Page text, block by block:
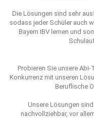
Die Lösungen sind sehr
sodass jeder Schüler auch
Bayern IBV lernen und
Probieren Sie unsere
Konkurrenz mit unseren
Beruflische
Unsere Lösungen
nachvollziehbar, vor